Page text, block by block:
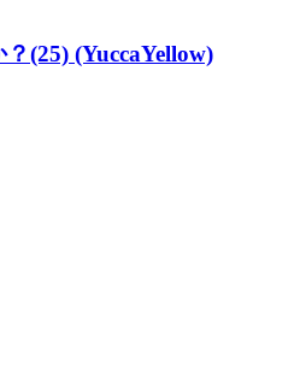
(25) (YuccaYellow)